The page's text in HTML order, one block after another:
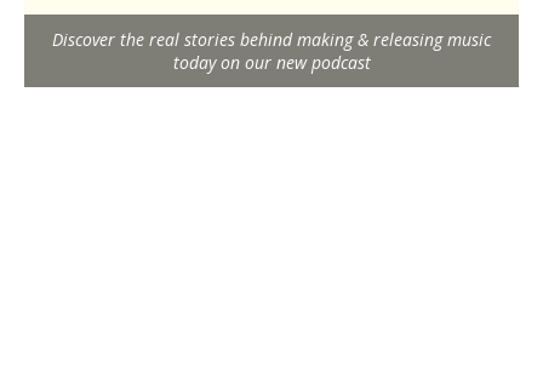
Discover the real stories behind making & releasing music
today on our new podcast